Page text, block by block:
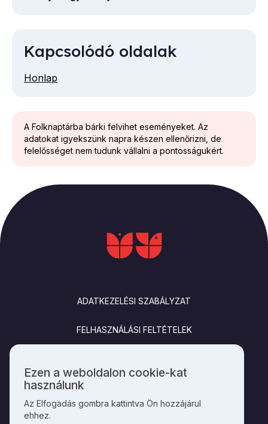
A Folknaptárba bárki felvihet eseményeket. Az
adatokat igyekszünk napra készen ellenőrizni, de
felelősséget nem tudunk vállalni a pontosságukért.
Kapcsolódó oldalak
Honlap
ADATKEZELÉSI SZABÁLYZAT
FELHASZNÁLÁSI FELTÉTELEK
Személyes
adatok
és
cookie-
Ezen a weboldalon cookie-kat
használunk
Az Elfogadás gombra kattintva Ön hozzájárul
ehhez.